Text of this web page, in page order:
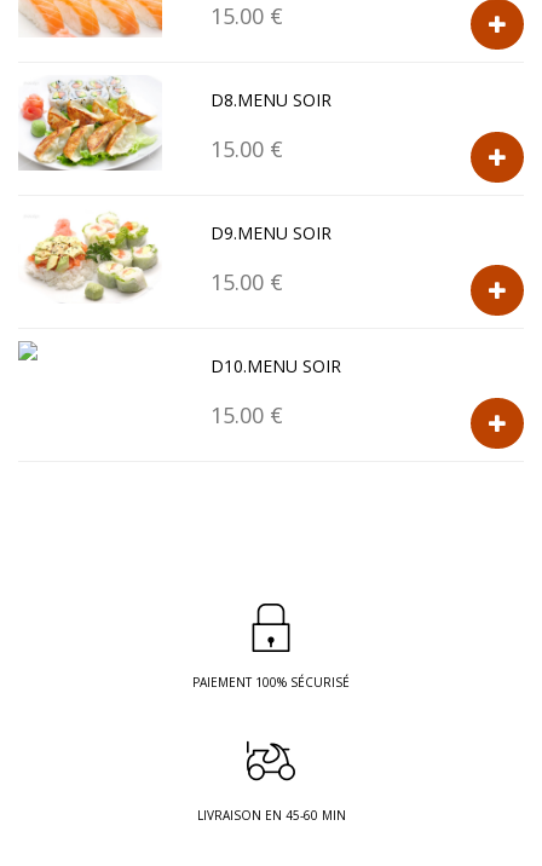
15.00 €
D8.MENU SOIR
15.00 €
D9.MENU SOIR
15.00 €
D10.MENU SOIR
15.00 €
PAIEMENT 100% SÉCURISÉ
LIVRAISON EN 45-60 MIN